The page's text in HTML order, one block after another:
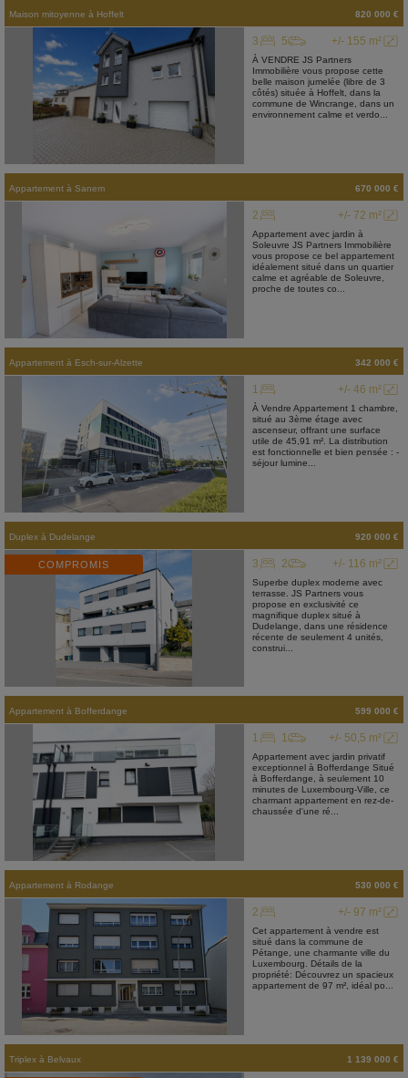
Maison mitoyenne à Hoffelt 820 000 €
+/- 155 m²
3 5
À VENDRE JS Partners
Immobilière vous propose cette
belle maison jumelée (libre de 3
côtés) située à Hoffelt, dans la
commune de Wincrange, dans un
environnement calme et verdo...
Appartement à Sanem 670 000 €
+/- 72 m²
2
Appartement avec jardin à
Soleuvre JS Partners Immobilière
vous propose ce bel appartement
idéalement situé dans un quartier
calme et agréable de Soleuvre,
proche de toutes co...
Appartement à Esch-sur-Alzette 342 000 €
+/- 46 m²
1
À Vendre Appartement 1 chambre,
situé au 3ème étage avec
ascenseur, offrant une surface
utile de 45,91 m². La distribution
est fonctionnelle et bien pensée : -
séjour lumine...
Duplex à Dudelange 920 000 €
COMPROMIS +/- 116 m²
3 2
Superbe duplex moderne avec
terrasse. JS Partners vous
propose en exclusivité ce
magnifique duplex situé à
Dudelange, dans une résidence
récente de seulement 4 unités,
construi...
Appartement à Bofferdange 599 000 €
+/- 50,5 m²
1 1
Appartement avec jardin privatif
exceptionnel à Bofferdange Situé
à Bofferdange, à seulement 10
minutes de Luxembourg-Ville, ce
charmant appartement en rez-de-
chaussée d'une ré...
Appartement à Rodange 530 000 €
+/- 97 m²
2
Cet appartement à vendre est
situé dans la commune de
Pétange, une charmante ville du
Luxembourg. Détails de la
propriété: Découvrez un spacieux
appartement de 97 m², idéal po...
Triplex à Belvaux 1 139 000 €